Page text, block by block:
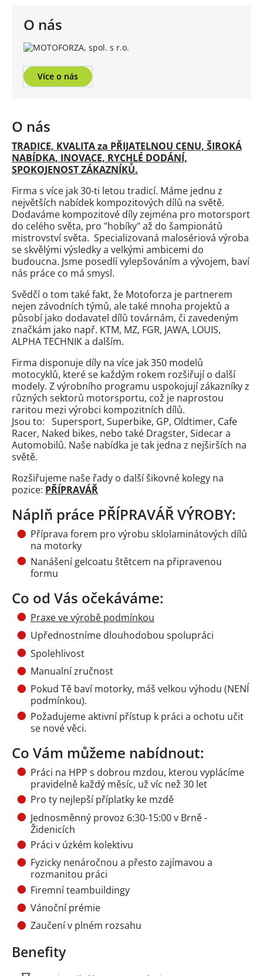
O nás
Více o nás
O nás
TRADICE, KVALITA za PŘIJATELNOU CENU, ŠIROKÁ
NABÍDKA, INOVACE, RYCHLÉ DODÁNÍ,
SPOKOJENOST ZÁKAZNÍKŮ.
Firma s více jak 30-ti letou tradicí. Máme jednu z
největších nabídek kompozitových dílů na světě.
Dodaváme kompozitové díly zejména pro motorsport
do celého světa, pro "hobíky" až do šampionátů
mistrovství světa. Specializovaná malosériová výroba
se skvělými výsledky a velkými ambicemi do
budoucna. Jsme posedlí vylepšováním a vývojem, baví
nás práce co má smysl.
Svědčí o tom také fakt, že Motoforza je partnerem
nejen závodních týmů, ale také mnoha projektů a
působí jako dodavatel dílů továrnám, či zavedeným
značkám jako např. KTM, MZ, FGR, JAWA, LOUIS,
ALPHA TECHNIK a dalším.
Firma disponuje díly na více jak 350 modelů
motocyklů, které se každým rokem rozšiřují o další
modely. Z výrobního programu uspokojují zákazníky z
různých sektorů motorsportu, což je naprostou
raritou mezi výrobci kompozitních dílů.
Jsou to: Supersport, Superbike, GP, Oldtimer, Cafe
Racer, Naked bikes, nebo také Dragster, Sidecar a
Automobilů. Naše nabídka je tak jedna z nejširších na
světě.
Rozšiřujeme naše řady o další šikovné kolegy na
pozice: PŘÍPRAVÁŘ
Náplň práce PŘÍPRAVÁŘ VÝROBY:
Příprava forem pro výrobu sklolaminátových dílů
na motorky
Nanášení gelcoatu štětcem na připravenou
formu
Co od Vás očekáváme:
Praxe ve výrobě podmínkou
Upřednostníme dlouhodobou spolupráci
Spolehlivost
Manualní zručnost
Pokud Tě baví motorky, máš velkou výhodu (NENÍ
podmínkou).
Požadujeme aktivní přístup k práci a ochotu učit
se nové věci.
Co Vám můžeme nabídnout:
Práci na HPP s dobrou mzdou, kterou vyplácíme
pravidelně každý měsíc, už víc než 30 let
Pro ty nejlepší příplatky ke mzdě
Jednosměnný provoz 6:30-15:00 v Brně -
Židenicích
Práci v úzkém kolektivu
Fyzicky nenáročnou a přesto zajímavou a
rozmanitou práci
Firemní teambuildingy
Vánoční prémie
Zaučení v plném rozsahu
Benefity